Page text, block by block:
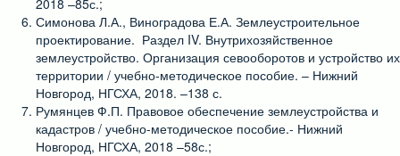
2018 –85с.;
Симонова Л.А., Виноградова Е.А. Землеустроительное
проектирование. Раздел IV. Внутрихозяйственное
землеустройство. Организация севооборотов и устройство их
территории / учебно-методическое пособие. – Нижний
Новгород, НГСХА, 2018. –138 с.
Румянцев Ф.П. Правовое обеспечение землеустройства и
кадастров / учебно-методическое пособие.- Нижний
Новгород, НГСХА, 2018 –58с.;